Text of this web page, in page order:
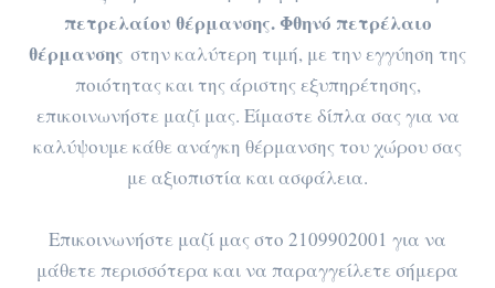
πετρελαίου θέρμανσης. Φθηνό πετρέλαιο
θέρμανσης στην καλύτερη τιμή, με την εγγύηση της
ποιότητας και της άριστης εξυπηρέτησης,
επικοινωνήστε μαζί μας. Είμαστε δίπλα σας για να
καλύψουμε κάθε ανάγκη θέρμανσης του χώρου σας
με αξιοπιστία και ασφάλεια.
Επικοινωνήστε μαζί μας στο 2109902001 για να
μάθετε περισσότερα και να παραγγείλετε σήμερα